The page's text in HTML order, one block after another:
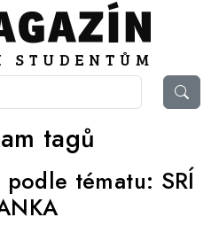
tagů
podle tématu: SRÍ